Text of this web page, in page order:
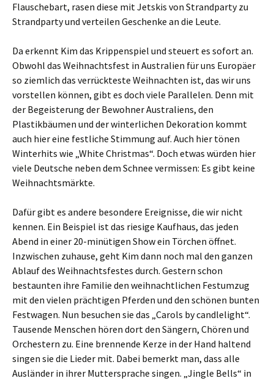
Flauschebart, rasen diese mit Jetskis von Strandparty zu
Strandparty und verteilen Geschenke an die Leute.
Da erkennt Kim das Krippenspiel und steuert es sofort an.
Obwohl das Weihnachtsfest in Australien für uns Europäer
so ziemlich das verrückteste Weihnachten ist, das wir uns
vorstellen können, gibt es doch viele Parallelen. Denn mit
der Begeisterung der Bewohner Australiens, den
Plastikbäumen und der winterlichen Dekoration kommt
auch hier eine festliche Stimmung auf. Auch hier tönen
Winterhits wie „White Christmas“. Doch etwas würden hier
viele Deutsche neben dem Schnee vermissen: Es gibt keine
Weihnachtsmärkte.
Dafür gibt es andere besondere Ereignisse, die wir nicht
kennen. Ein Beispiel ist das riesige Kaufhaus, das jeden
Abend in einer 20-minütigen Show ein Törchen öffnet.
Inzwischen zuhause, geht Kim dann noch mal den ganzen
Ablauf des Weihnachtsfestes durch. Gestern schon
bestaunten ihre Familie den weihnachtlichen Festumzug
mit den vielen prächtigen Pferden und den schönen bunten
Festwagen. Nun besuchen sie das „Carols by candlelight“.
Tausende Menschen hören dort den Sängern, Chören und
Orchestern zu. Eine brennende Kerze in der Hand haltend
singen sie die Lieder mit. Dabei bemerkt man, dass alle
Ausländer in ihrer Muttersprache singen. „Jingle Bells“ in